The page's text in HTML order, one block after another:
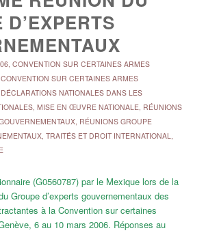
D’EXPERTS
, CONVENTION SUR CERTAINES ARMES
CONVENTION SUR CERTAINES ARMES
DÉCLARATIONS NATIONALES DANS LES
, MISE EN ŒUVRE NATIONALE, RÉUNIONS
, RÉUNIONS GROUPE
, TRAITÉS ET DROIT INTERNATIONAL,
(G0560787) par le Mexique lors de la
Groupe d’experts gouvernementaux des
à la Convention sur certaines
6 au 10 mars 2006. Réponses au